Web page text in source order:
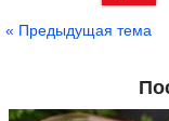
« Предыдущая тема